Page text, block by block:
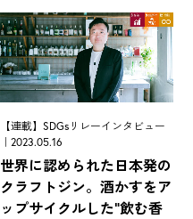
【連載】SDGsリレーインタビュー
｜2023.05.16
世界に認められた日本発の
クラフトジン。酒かすをア
ップサイクルした"飲む香